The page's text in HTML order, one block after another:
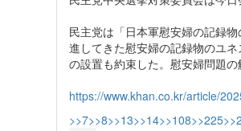
民主党は「日本軍慰安婦の記録
進してきた慰安婦の記録物のユ
の設置も約束した。慰安婦問題
https://www.khan.co.kr/article/
>>7>>8>>13>>14>>108>>225